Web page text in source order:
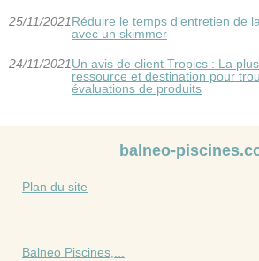
25/11/2021Réduire le temps d'entretien de
avec un skimmer
24/11/2021Un avis de client Tropics : La
ressource et destination pour
évaluations de produits
balneo-
Plan du site
Balneo Piscines,...